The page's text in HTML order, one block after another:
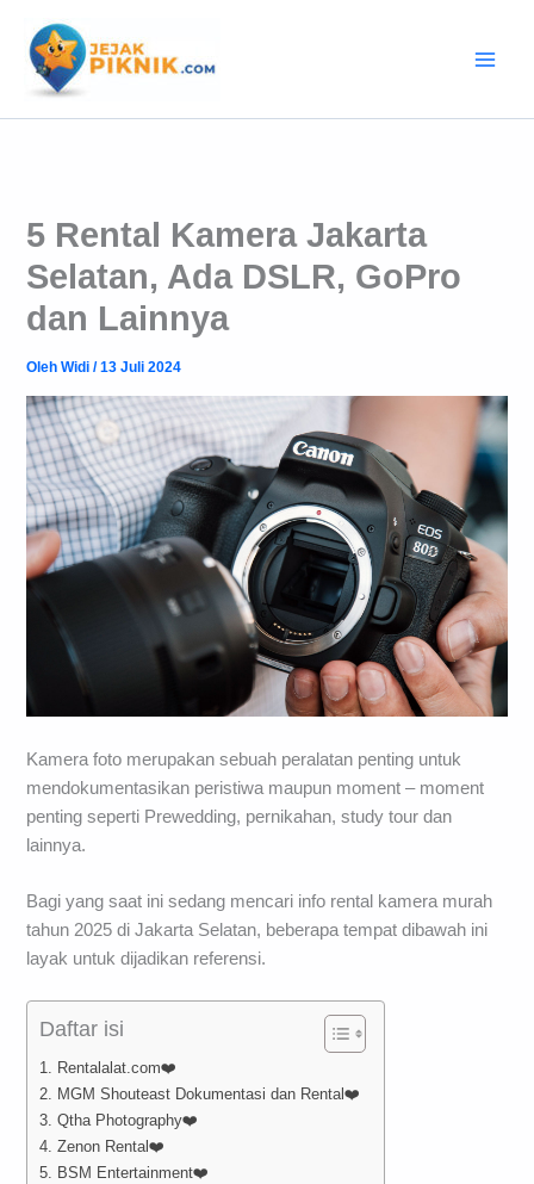
konten
5 Rental Kamera Jakarta
Selatan, Ada DSLR, GoPro
dan Lainnya
OlehWidi/13 Juli 2024
Kamera foto merupakan sebuah peralatan penting untuk
mendokumentasikan peristiwa maupun moment – moment
penting seperti Prewedding, pernikahan, study tour dan
lainnya.
Bagi yang saat ini sedang mencari info rental kamera murah
tahun 2025 di Jakarta Selatan, beberapa tempat dibawah ini
layak untuk dijadikan referensi.
Daftar isi
1. Rentalalat.com❤️
2. MGM Shouteast Dokumentasi dan Rental❤️
3. Qtha Photography❤️
4. Zenon Rental❤️
5. BSM Entertainment❤️